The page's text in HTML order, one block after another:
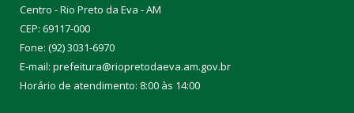
Centro - Rio Preto da Eva - AM
CEP: 69117-000
Fone: (92) 3031-6970
E-mail: prefeitura@riopretodaeva.am.gov.br
Horário de atendimento: 8:00 às 14:00